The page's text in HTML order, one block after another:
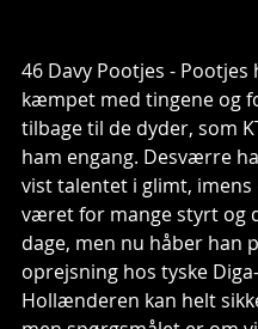
46 Davy Pootjes - Pootjes
kæmpet med tingene og
tilbage til de dyder, som
ham engang. Desværre
vist talentet i glimt,
været for mange styrt og
dage, men nu håber han
oprejsning hos tyske
Hollænderen kan helt